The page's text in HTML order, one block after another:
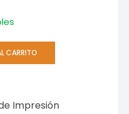
CARRITO
Impresión